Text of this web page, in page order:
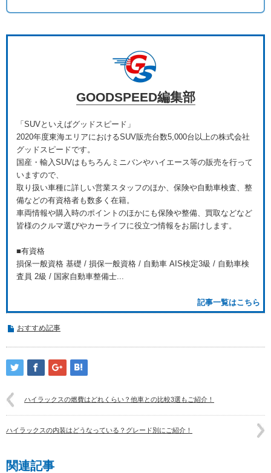
GOODSPEED編集部
「SUVといえばグッドスピード」
2020年度東海エリアにおけるSUV販売台数5,000台以上の株式会社
グッドスピードです。
国産・輸入SUVはもちろんミニバンやハイエース等の販売を行って
いますので、
取り扱い車種に詳しい営業スタッフのほか、保険や自動車検査、整
備などの有資格者も数多く在籍。
車両情報や購入時のポイントのほかにも保険や整備、買取などなど
皆様のクルマ選びやカーライフに役立つ情報をお届けします。
■有資格
損保一般資格 基礎 / 損保一般資格 / 自動車 AIS検定3級 / 自動車検
査員 2級 / 国家自動車整備士...
記事一覧はこちら
おすすめ記事
ハイラックスの燃費はどれくらい？他車との比較3選もご紹介！
ハイラックスの内装はどうなっている？グレード別にご紹介！
関連記事